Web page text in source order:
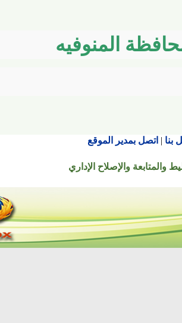
المنوفيه
| اتصل بمدير الموقع
والإصلاح الإداري